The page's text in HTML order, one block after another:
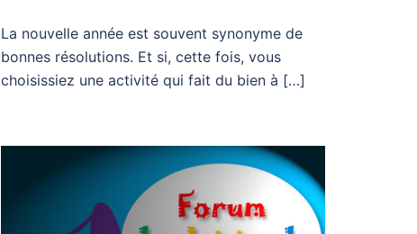
La nouvelle année est souvent synonyme de
bonnes résolutions. Et si, cette fois, vous
choisissiez une activité qui fait du bien à […]